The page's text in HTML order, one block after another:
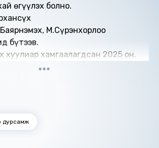
өгүүлэх болно.
М.Сүрэнхорлоо
бүтээв.
хуулиар хамгаалагдсан 2025 он.
дурсамж